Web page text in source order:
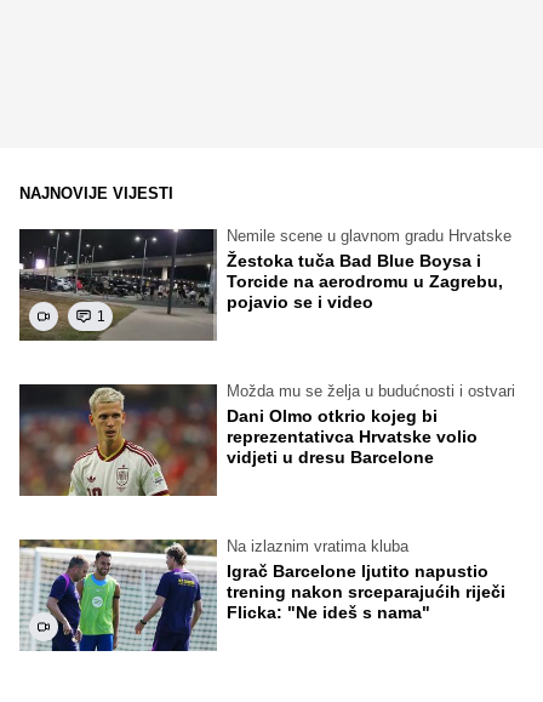
NAJNOVIJE VIJESTI
1
Nemile scene u glavnom gradu Hrvatske
Žestoka tuča Bad Blue Boysa i
Torcide na aerodromu u Zagrebu,
pojavio se i video
Možda mu se želja u budućnosti i ostvari
Dani Olmo otkrio kojeg bi
reprezentativca Hrvatske volio
vidjeti u dresu Barcelone
Na izlaznim vratima kluba
Igrač Barcelone ljutito napustio
trening nakon srceparajućih riječi
Flicka: "Ne ideš s nama"